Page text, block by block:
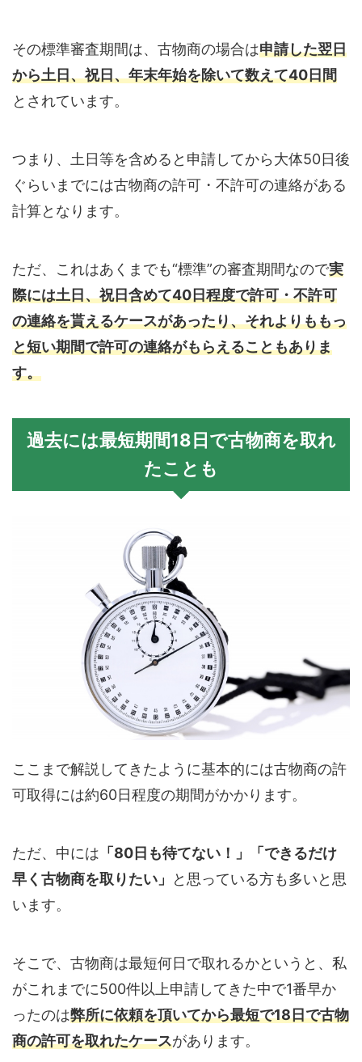
その標準審査期間は、古物商の場合は申請した翌日
から土日、祝日、年末年始を除いて数えて40日間
とされています。
つまり、土日等を含めると申請してから大体50日後
ぐらいまでには古物商の許可・不許可の連絡がある
計算となります。
ただ、これはあくまでも“標準”の審査期間なので実
際には土日、祝日含めて40日程度で許可・不許可
の連絡を貰えるケースがあったり、それよりももっ
と短い期間で許可の連絡がもらえることもありま
す。
過去には最短期間18日で古物商を取れ
たことも
ここまで解説してきたように基本的には古物商の許
可取得には約60日程度の期間がかかります。
ただ、中には 「80日も待てない！」「できるだけ
早く古物商を取りたい」
と思っている方も多いと思
います。
そこで、古物商は最短何日で取れるかというと、私
がこれまでに500件以上申請してきた中で1番早か
ったのは弊所に依頼を頂いてから最短で18日で古物
商の許可を取れたケースがあります。